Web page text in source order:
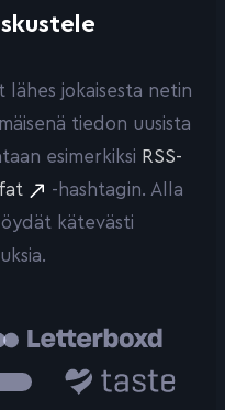
jokaisesta netin
tiedon uusista
esimerkiksi RSS-
-hashtagin. Alla
kätevästi